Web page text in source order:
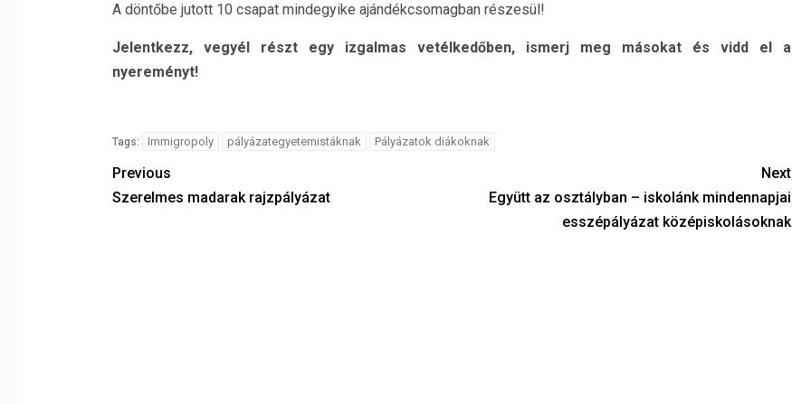
A döntőbe jutott 10 csapat mindegyike ajándékcsomagban részesül!
Jelentkezz, vegyél részt egy izgalmas vetélkedőben,ismerj meg másokat és vidd el a
nyereményt!
Tags: Immigropoly pályázategyetemistáknak Pályázatok diákoknak
Previous
Szerelmes madarak rajzpályázat
Next
Együtt az osztályban – iskolánk mindennapjai
esszépályázat középiskolásoknak